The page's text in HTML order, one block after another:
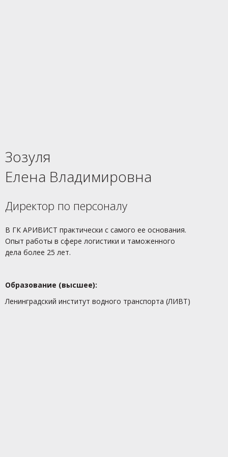
Зозуля
Елена Владимировна
Директор по персоналу
В ГК АРИВИСТ практически с самого ее основания.
Опыт работы в сфере логистики и таможенного
дела более 25 лет.
Образование (высшее):
Ленинградский институт водного транспорта (ЛИВТ)